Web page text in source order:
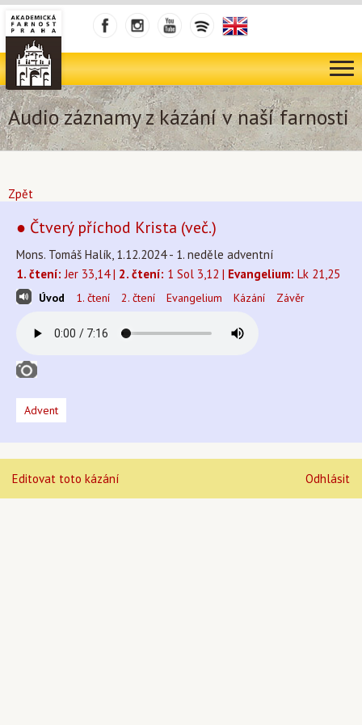
Audio záznamy z kázání v naší farnosti
Zpět
● Čtverý příchod Krista (več.)
Mons. Tomáš Halík, 1.12.2024 - 1. neděle adventní
1. čtení: Jer 33,14 | 2. čtení: 1 Sol 3,12 | Evangelium: Lk 21,25
Úvod 1. čtení 2. čtení Evangelium Kázání Závěr
Advent
Editovat toto kázání Odhlásit